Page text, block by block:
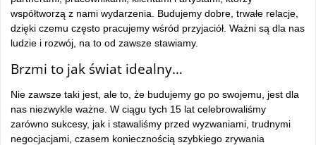
współtworzą z nami wydarzenia. Budujemy dobre, trwałe relacje,
dzięki czemu często pracujemy wśród przyjaciół. Ważni są dla nas
ludzie i rozwój, na to od zawsze stawiamy.
Brzmi to jak świat idealny…
Nie zawsze taki jest, ale to, że budujemy go po swojemu, jest dla
nas niezwykle ważne. W ciągu tych 15 lat celebrowaliśmy
zarówno sukcesy, jak i stawaliśmy przed wyzwaniami, trudnymi
negocjacjami, czasem koniecznością szybkiego zrywania